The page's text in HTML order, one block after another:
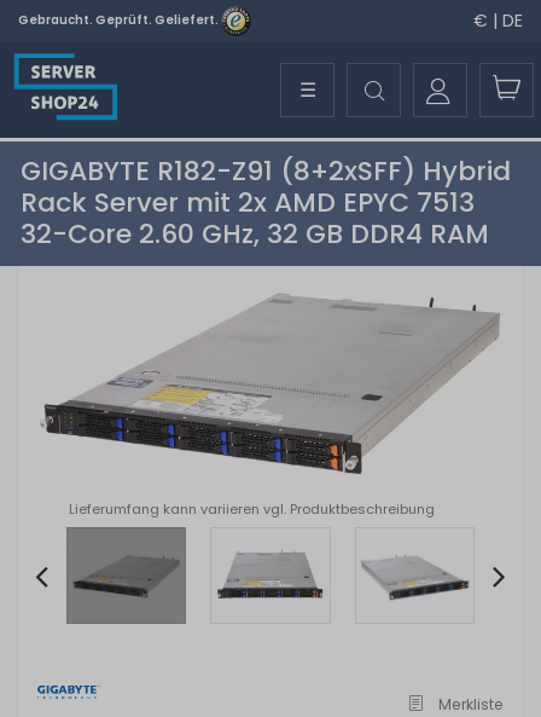
Gebraucht. Geprüft. Geliefert. € | DE
☰
GIGABYTE R182-Z91 (8+2xSFF) Hybrid
Rack Server mit 2x AMD EPYC 7513
32-Core 2.60 GHz, 32 GB DDR4 RAM
Lieferumfang kann variieren vgl. Produktbeschreibung
of
Merkliste